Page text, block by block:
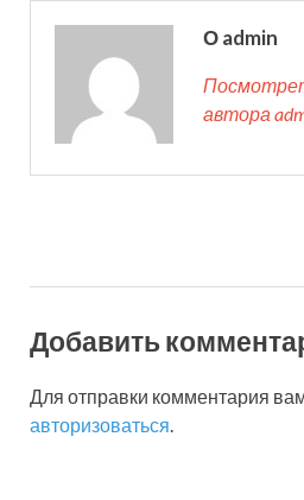
О admin
автора
Добавить
Для отправки комментария
авторизоваться.